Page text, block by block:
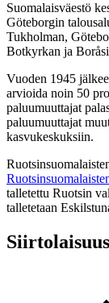
Suomalaisväestö
Göteborgin
Tukholman,
Botkyrkan ja
Vuoden 1945
arvioida noin 50
paluumuuttajat
paluumuuttajat
kasvukeskuksiin.
talletettu Ruotsin
talletetaan